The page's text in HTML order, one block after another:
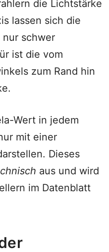
die Lichtstärke
lassen sich die
schwer
ist die vom
zum Rand hin
Wert in jedem
mit einer
Dieses
aus und wird
im Datenblatt